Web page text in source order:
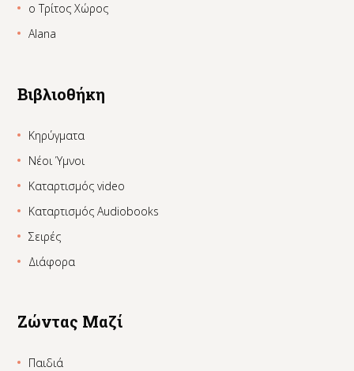
ο Τρίτος Χώρος
Alana
Βιβλιοθήκη
Κηρύγματα
Νέοι Ύμνοι
Καταρτισμός video
Καταρτισμός Audiobooks
Σειρές
Διάφορα
Ζώντας Μαζί
Παιδιά